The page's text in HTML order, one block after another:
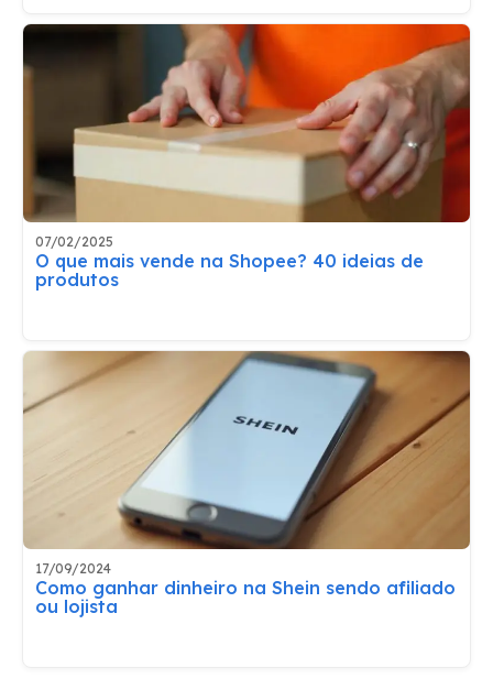
07/02/2025
O que mais vende na Shopee? 40 ideias de
produtos
17/09/2024
Como ganhar dinheiro na Shein sendo afiliado
ou lojista